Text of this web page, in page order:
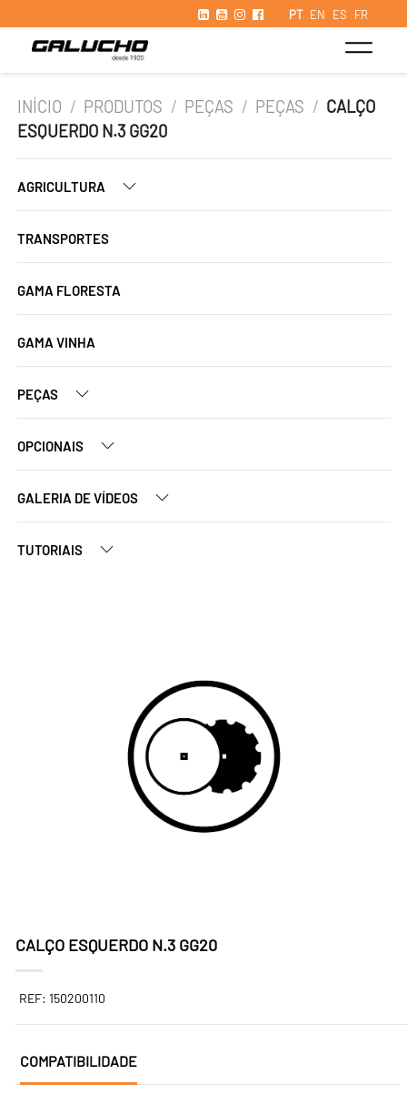
PT EN ES FR
INÍCIO / PRODUTOS / PEÇAS / PEÇAS / CALÇO
ESQUERDO N.3 GG20
AGRICULTURA
TRANSPORTES
GAMA FLORESTA
GAMA VINHA
PEÇAS
OPCIONAIS
GALERIA DE VÍDEOS
TUTORIAIS
CALÇO ESQUERDO N.3 GG20
REF: 150200110
COMPATIBILIDADE